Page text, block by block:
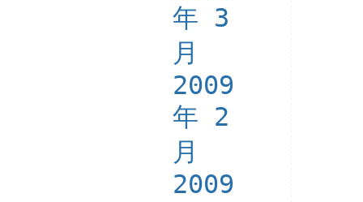
年 3
月
2009
年 2
月
2009